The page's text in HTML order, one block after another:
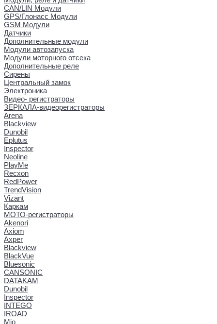
CAN/LIN Модули
GPS/Глонасс Модули
GSM Модули
Датчики
Дополнительные модули
Модули автозапуска
Модули моторного отсека
Дополнительные реле
Сирены
Центральный замок
Электроника
Видео- регистраторы
ЗЕРКАЛА-видеорегистраторы
Arena
Blackview
Dunobil
Eplutus
Inspector
Neoline
PlayMe
Recxon
RedPower
TrendVision
Vizant
Каркам
МОТО-регистраторы
Akenori
Axiom
Axper
Blackview
BlackVue
Bluesonic
CANSONIC
DATAKAM
Dunobil
Inspector
INTEGO
IROAD
Mio